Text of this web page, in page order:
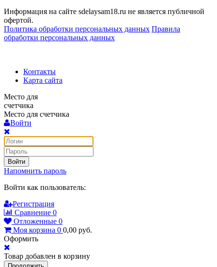
Информация на сайте sdelaysam18.ru не является публичной
офертой.
Политика обработки персональных данных Правила
обработки персональных данных
Контакты
Карта сайта
Место для
счетчика
Место для счетчика
Войти
Войти
Напомнить пароль
Войти как пользователь:
Регистрация
Сравнение 0
Отложенные 0
Моя корзина 0 0,00 руб.
Оформить
Товар добавлен в корзину